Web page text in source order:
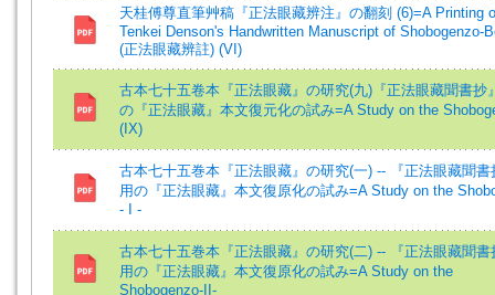
天桂傅尊直筆艸稿『正法眼藏辨注』の翻刻 (6)=A Printing
Tenkei Denson's Handwritten Manuscript of Shobogenzo-
(正法眼藏辨註) (VI)
古本七十五卷本『正法眼藏』の研究(九)『正法眼藏聞書抄
の『正法眼藏』本文復元化の試み=A Study on the
(IX)
古本七十五巻本『正法眼藏』の研究(一) -- 『正法眼藏聞書
用の『正法眼藏』本文復原化の試み=A Study on the
- I -
古本七十五巻本『正法眼藏』の研究(二) -- 『正法眼藏聞書
用の『正法眼藏』本文復原化の試み=A Study on the
Shobogenzo-II-